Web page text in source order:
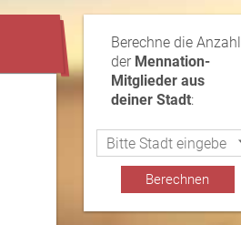
Berechne die Anzahl
der Mennation-
Mitglieder aus
deiner Stadt: